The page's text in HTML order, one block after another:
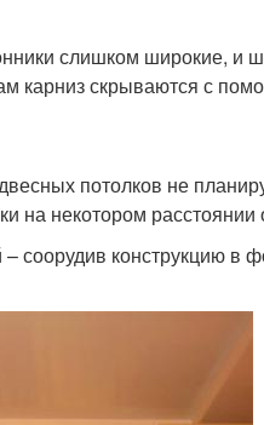
слишком широкие, и
карниз скрываются с
потолков не
на некотором расстоянии
соорудив конструкцию в